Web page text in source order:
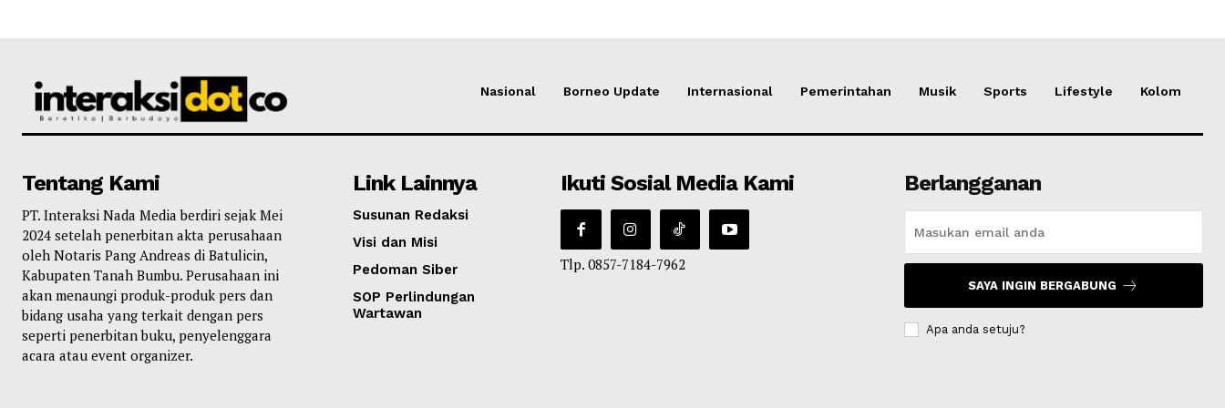
Nasional Borneo Update Internasional Pemerintahan Musik Sports Lifestyle Kolom
Tentang Kami
PT. Interaksi Nada Media berdiri sejak Mei
2024 setelah penerbitan akta perusahaan
oleh Notaris Pang Andreas di Batulicin,
Kabupaten Tanah Bumbu. Perusahaan ini
akan menaungi produk-produk pers dan
bidang usaha yang terkait dengan pers
seperti penerbitan buku, penyelenggara
acara atau event organizer.
Link Lainnya
Susunan Redaksi
Visi dan Misi
Pedoman Siber
SOP Perlindungan
Wartawan
Ikuti Sosial Media Kami
Tlp. 0857-7184-7962
Berlangganan
SAYA INGIN BERGABUNG
Apa anda setuju?